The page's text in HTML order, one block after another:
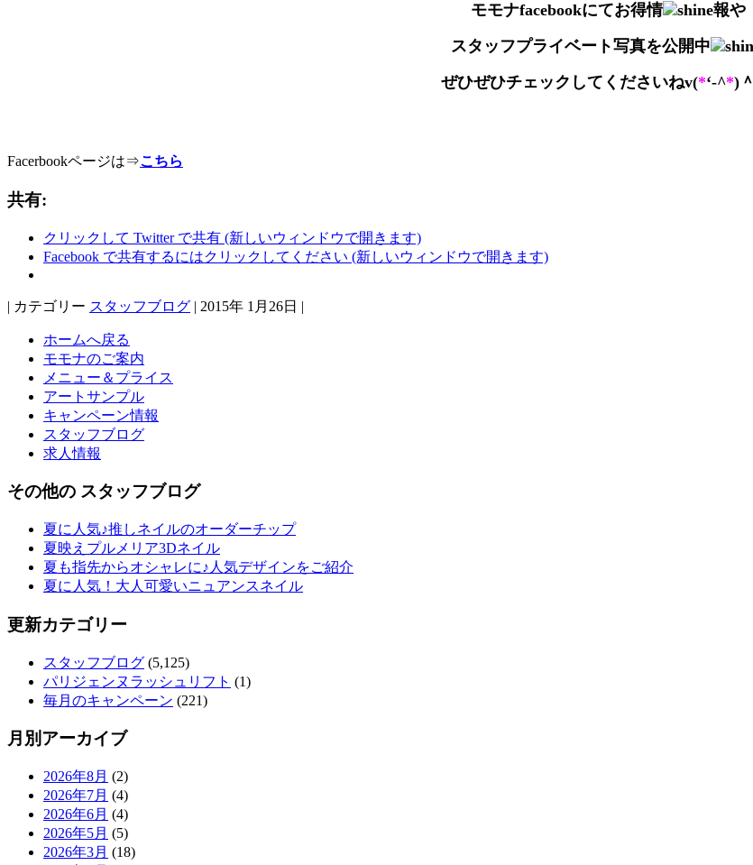
モモナfacebookにてお得情
報や
スタッフプライベート写真を公開中
ぜひぜひチェックしてくださいねv(*‘-^*)＾
Facerbookページは⇒こちら
共有:
クリックして Twitter で共有 (新しいウィンドウで開きます)
Facebook で共有するにはクリックしてください (新しいウィンドウで開きます)
| カテゴリー スタッフブログ | 2015年 1月26日 |
ホームへ戻る
モモナのご案内
メニュー＆プライス
アートサンプル
キャンペーン情報
スタッフブログ
求人情報
その他の スタッフブログ
夏に人気♪推しネイルのオーダーチップ
夏映えプルメリア3Dネイル
夏も指先からオシャレに♪人気デザインをご紹介
夏に人気！大人可愛いニュアンスネイル
更新カテゴリー
スタッフブログ (5,125)
パリジェンヌラッシュリフト (1)
毎月のキャンペーン (221)
月別アーカイブ
2026年8月 (2)
2026年7月 (4)
2026年6月 (4)
2026年5月 (5)
2026年3月 (18)